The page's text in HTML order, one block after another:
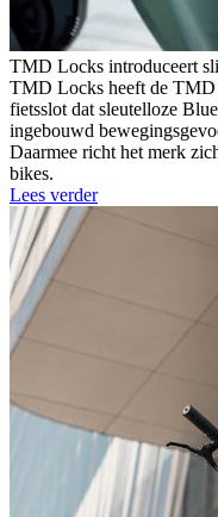
TMD Locks introduceert
TMD Locks heeft de TMD
fietsslot dat sleutelloze
ingebouwd
Daarmee richt het merk
bikes.
Lees verder